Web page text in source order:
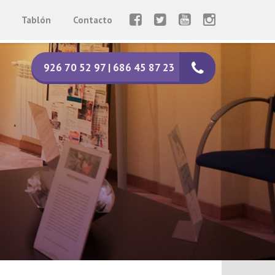
Tablón Contacto
926 70 52 97 | 686 45 87 23